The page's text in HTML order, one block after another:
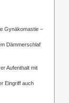
Gynäkomastie –
Dämmerschlaf
Aufenthalt mit
Eingriff auch